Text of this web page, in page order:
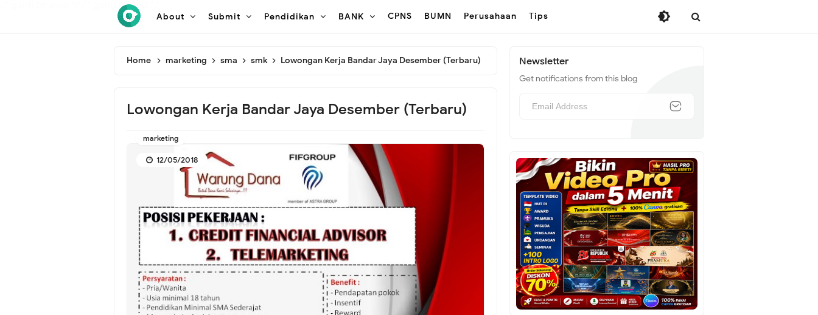
/* ganti br end */
About Submit Pendidikan BANK CPNS BUMN Perusahaan Tips
Home marketing sma smk Lowongan Kerja Bandar Jaya Desember (Terbaru)
Lowongan Kerja Bandar Jaya Desember (Terbaru)
marketing
12/05/2018
Newsletter
Get notifications from this blog